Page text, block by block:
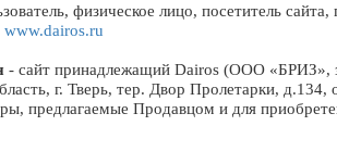
физическое лицо, посетитель
www.dairos.ru
- сайт принадлежащий Dairos (ООО «БРИЗ»,
г. Тверь, тер. Двор Пролетарки,
предлагаемые Продавцом и для